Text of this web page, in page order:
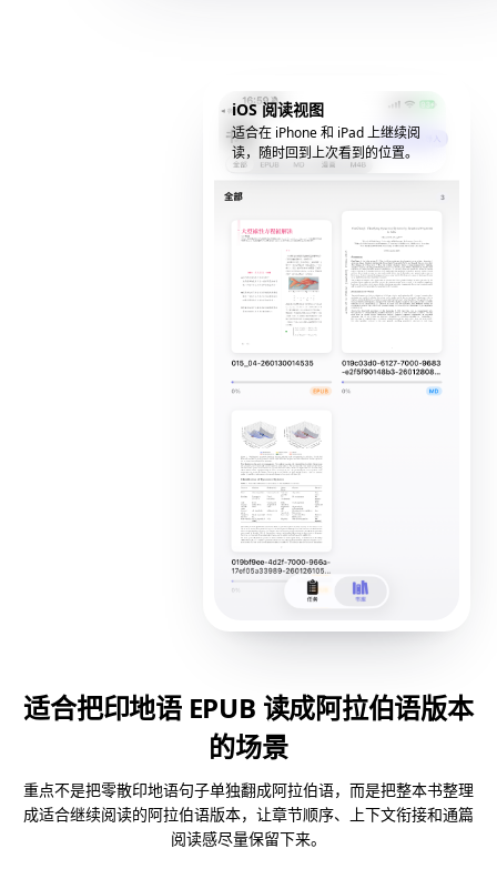
iOS 阅读视图
适合在 iPhone 和 iPad 上继续阅
读，随时回到上次看到的位置。
适合把印地语 EPUB 读成阿拉伯语版本
的场景
重点不是把零散印地语句子单独翻成阿拉伯语，而是把整本书整理
成适合继续阅读的阿拉伯语版本，让章节顺序、上下文衔接和通篇
阅读感尽量保留下来。